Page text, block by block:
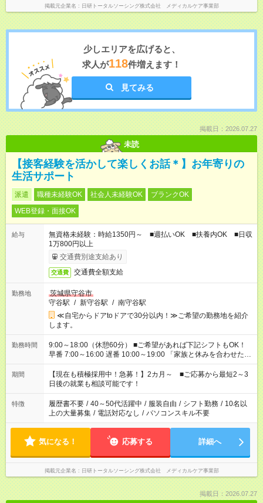
掲載元企業名 日研トータルソーシング株式会社 メディカルケア事業部
少しエリアを広げると、
求人が118件増えます！
見てみる
掲載日：2026.07.27
未読
【接客経験を活かして楽しくお話＊】お年寄りの
生活サポート
派遣 職種未経験OK 社会人未経験OK
ブランクOK
WEB登録・面接OK
給与
無資格未経験：時給1350円～ ■週払いOK ■扶養内OK ■日収
1万800円以上
交通費別途支給あり
交通費 交通費全額支給
勤務地
茨城県守谷市
守谷駅 / 新守谷駅 / 南守谷駅
≪自宅からドアtoドアで30分以内！≫ご希望の勤務地を紹介
します。
勤務時間
9:00～18:00（休憩60分） ■ご希望があれば下記シフトもOK！
早番 7:00～16:00 遅番 10:00～19:00 「家族と休みを合わせた
い」 「余裕を持って夕飯の準備がしたい」 「できれば残業はし
たくない」 など、ご希望を教えてくださいね。 ※Wワーク希望
の方へ 今ご覧のお仕事で希望する勤務時間と、もう1つのお仕事
の勤務時間。 合計で週40時間を超える場合は応募できません。
期間
【現在も積極採用中！急募！】2カ月～ ■ご応募から最短2～3
日後の就業も相談可能です！
特徴 履歴書不要 / 40～50代活躍中 / 服装自由 / シフト勤務 / 10名以
上の大量募集 / 電話対応なし / パソコンスキル不要
気になる！ 応募する 詳細へ
掲載元企業名 日研トータルソーシング株式会社 メディカルケア事業部
掲載日：2026.07.27